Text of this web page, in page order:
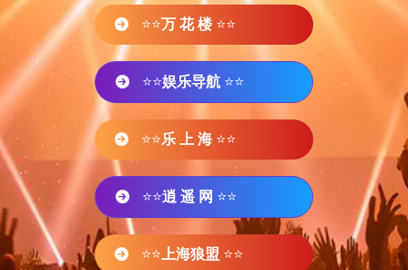
⭐⭐万 花 楼 ⭐⭐
⭐⭐娱乐导航 ⭐⭐
⭐⭐乐 上 海 ⭐⭐
⭐⭐逍 遥 网 ⭐⭐
⭐⭐ 上海狼盟 ⭐⭐